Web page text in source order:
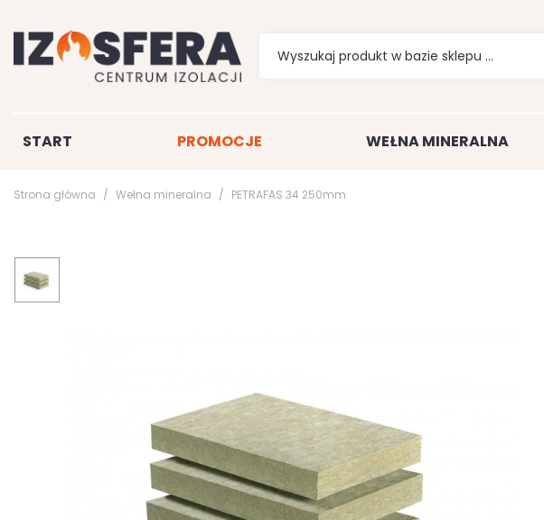
START PROMOCJE WEŁNA MINERALNA
Strona główna Wełna mineralna PETRAFAS 34 250mm